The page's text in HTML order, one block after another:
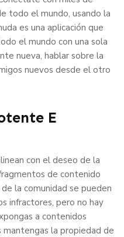
todo el mundo, usando la
es una aplicación que
el mundo con una sola
nueva, hablar sobre la
nuevos desde el otro
E
con el deseo de la
de contenido
la comunidad se pueden
infractores, pero no hay
a contenidos
la propiedad de